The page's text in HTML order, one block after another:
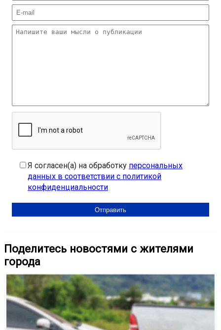
Я согласен(а) на обработку персональных
данных в соответствии с политикой
конфиденциальности
Поделитесь новостями с жителями
города